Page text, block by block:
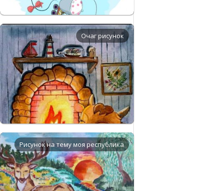
Очаг рисунок
Рисунок на тему моя республика